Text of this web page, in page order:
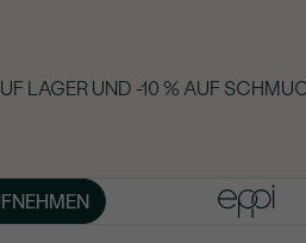
LAGER UND -10 % AUF